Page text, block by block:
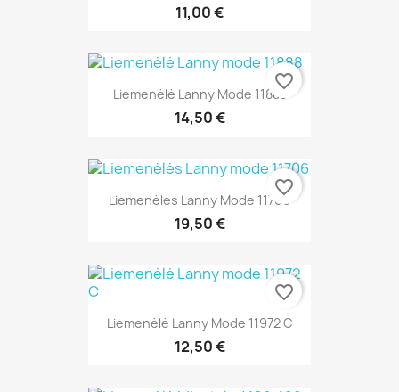
11,00 €
Liemenėlė Lanny Mode 11888
14,50 €
favorite_border
Liemenėlės Lanny Mode 11706
19,50 €
favorite_border
Liemenėlė Lanny Mode 11972 C
12,50 €
favorite_border